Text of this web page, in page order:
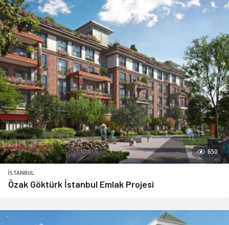
650
İSTANBUL
Özak Göktürk İstanbul Emlak Projesi